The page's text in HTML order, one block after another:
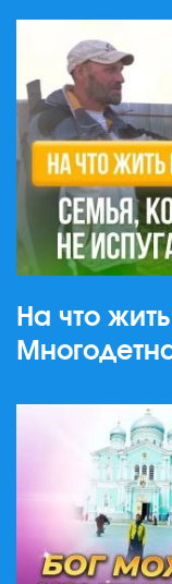
На что